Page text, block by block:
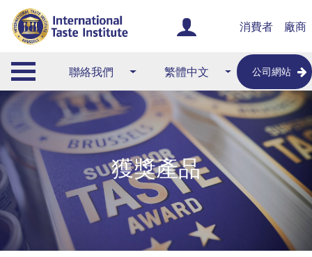
消費者 廠商
聯絡我們 繁體中文 公司網站
獲獎產品